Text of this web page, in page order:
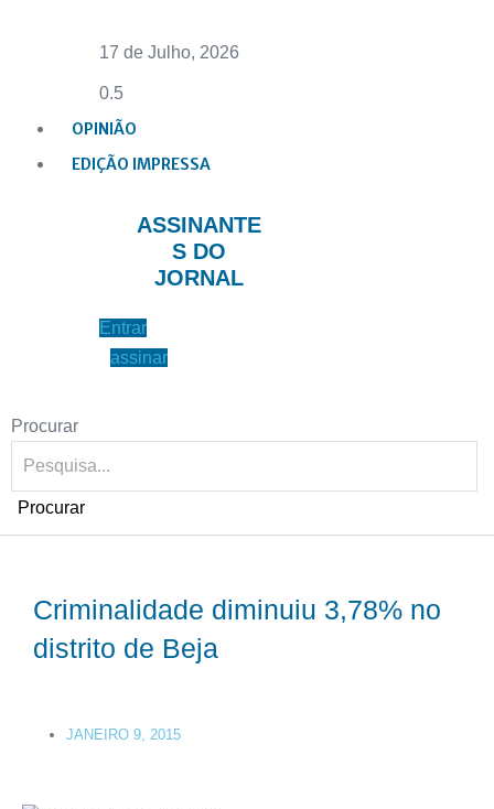
17 de Julho, 2026
OPINIÃO
EDIÇÃO IMPRESSA
ASSINANTE
S DO
JORNAL
Entrar
assinar
Procurar
Procurar
Criminalidade diminuiu 3,78% no
distrito de Beja
JANEIRO 9, 2015